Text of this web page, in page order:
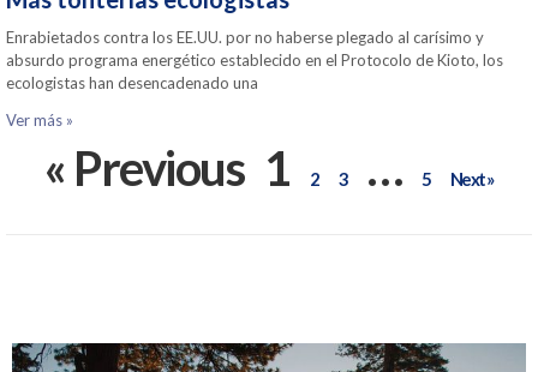
Enrabietados contra los EE.UU. por no haberse plegado al carísimo y
absurdo programa energético establecido en el Protocolo de Kioto, los
ecologistas han desencadenado una
Ver más »
« Previous 1 2 3 … 5 Next »